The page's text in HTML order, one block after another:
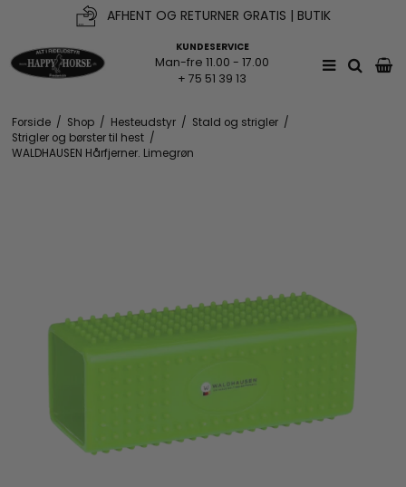
AFHENT OG RETURNER GRATIS | BUTIK
KUNDESERVICE
Man-fre 11.00 - 17.00
+ 75 51 39 13
Forside / Shop / Hesteudstyr / Stald og strigler /
Strigler og børster til hest /
WALDHAUSEN Hårfjerner. Limegrøn